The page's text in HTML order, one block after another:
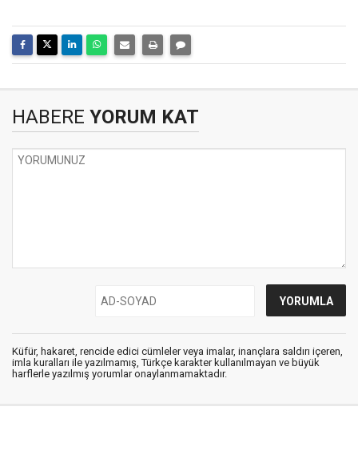
HABERE YORUM KAT
Küfür, hakaret, rencide edici cümleler veya imalar, inançlara saldırı içeren,
imla kuralları ile yazılmamış, Türkçe karakter kullanılmayan ve büyük
harflerle yazılmış yorumlar onaylanmamaktadır.